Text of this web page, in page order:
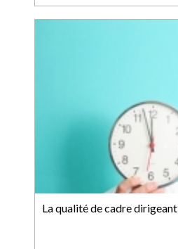
La qualité de cadre dirigeant